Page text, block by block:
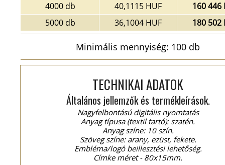
4000 db
40,1115 HUF
160 446
5000 db
36,1004 HUF 180 502
Minimális mennyiség: 100 db
TECHNIKAI ADATOK
Általános jellemzők és termékleírások.
Nagyfelbontású digitális nyomtatás
Anyag típusa (textil tartó): szatén.
Anyag színe: 10 szín.
Szöveg színe: arany, ezüst, fekete.
Embléma/logó beillesztési lehetőség.
Címke méret - 80x15mm.